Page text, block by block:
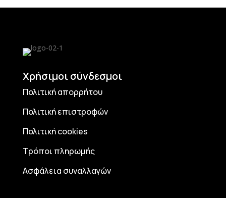
Χρήσιμοι σύνδεσμοι
Πολιτική απορρήτου
Πολιτική επιστροφών
Πολιτική cookies
Τρόποι πληρωμής
Ασφάλεια συναλλαγών